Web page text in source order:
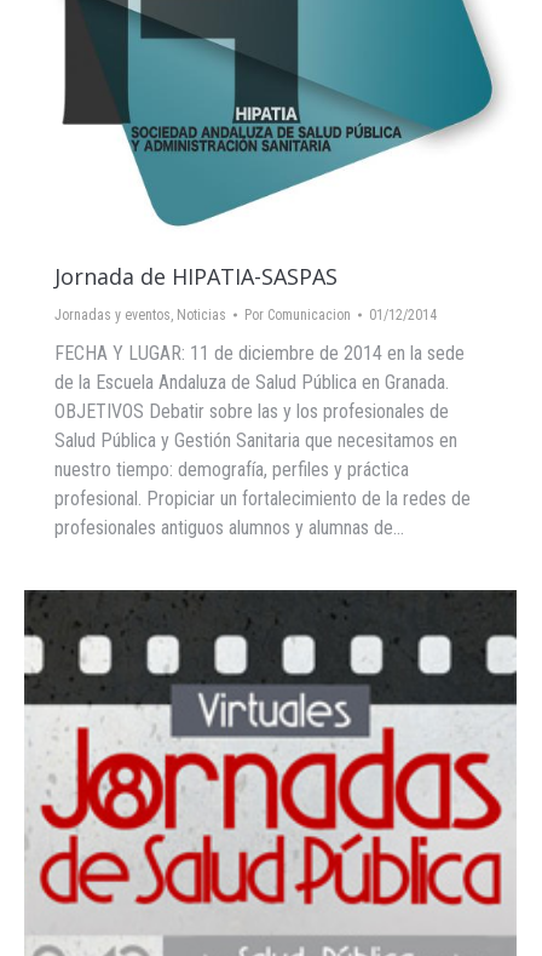
Jornada de HIPATIA-SASPAS
Jornadas y eventos Noticias Por Comunicacion 01/12/2014
FECHA Y LUGAR: 11 de diciembre de 2014 en la sede
de la Escuela Andaluza de Salud Pública en Granada.
OBJETIVOS Debatir sobre las y los profesionales de
Salud Pública y Gestión Sanitaria que necesitamos en
nuestro tiempo: demografía, perfiles y práctica
profesional. Propiciar un fortalecimiento de la redes de
profesionales antiguos alumnos y alumnas de…